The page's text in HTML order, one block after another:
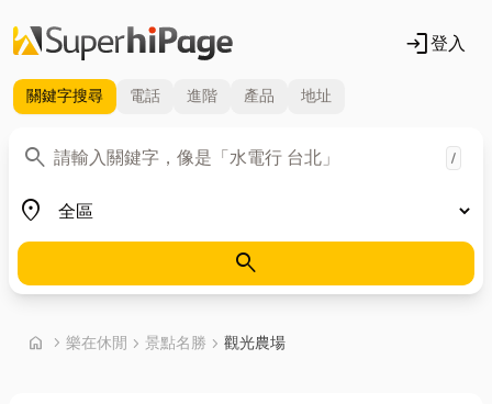
login登入
關鍵字搜尋 電話 進階 產品 地址
search
關鍵字 /
place
地區
search
home chevron_right 首頁
樂在休閒 chevron_right 景點名勝 chevron_right 觀光農場